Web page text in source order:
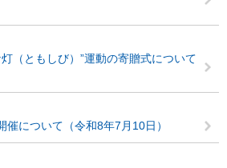
（ともしび）”運動の寄贈式について
催について（令和8年7月10日）